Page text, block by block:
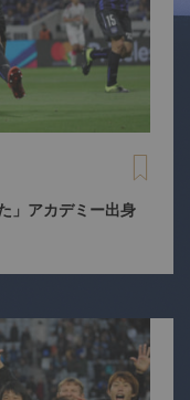
」アカデミー出身